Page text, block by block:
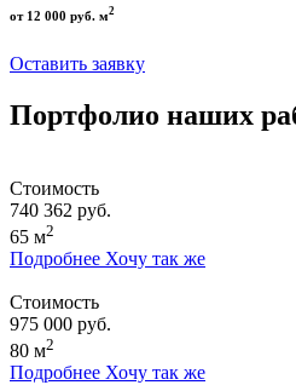
от 12 000 руб. м2
Оставить заявку
Портфолио наших
Стоимость
740 362 руб.
65 м2
Подробнее Хочу так же
Стоимость
975 000 руб.
80 м2
Подробнее Хочу так же